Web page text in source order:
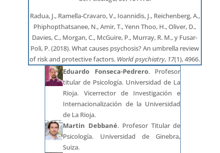
Radua, J., Ramella-Cravaro, V., Ioannidis, J., Reichenberg, A.,
Phiphopthatsanee, N., Amir, T., Yenn Thoo, H., Oliver, D.,
Davies, C., Morgan, C., McGuire, P., Murray, R. M., y Fusar-
Poli, P. (2018). What causes psychosis? An umbrella review
of risk and protective factors. World psychiatry, 17(1), 4966.
Eduardo Fonseca-Pedrero. Profesor
titular de Psicología. Universidad de La
Rioja. Vicerrector de Investigación e
Internacionalización de la Universidad
de La Rioja.
Martin Debbané. Profesor Titular de
Psicología. Universidad de Ginebra,
Suiza.